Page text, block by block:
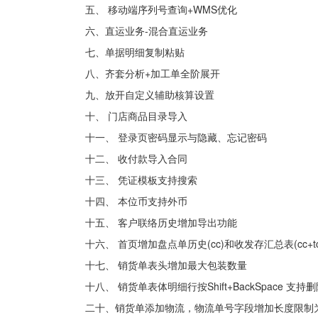
五、 移动端序列号查询+WMS优化
六、直运业务-混合直运业务
七、单据明细复制粘贴
八、齐套分析+加工单全阶展开
九、放开自定义辅助核算设置
十、 门店商品目录导入
十一、 登录页密码显示与隐藏、忘记密码
十二、 收付款导入合同
十三、 凭证模板支持搜索
十四、 本位币支持外币
十五、 客户联络历史增加导出功能
十六、 首页增加盘点单历史(cc)和收发存汇总表
十七、 销货单表头增加最大包装数量
十八、 销货单表体明细行按Shift+BackSpace 支持
二十、销货单添加物流，物流单号字段增加长度限制